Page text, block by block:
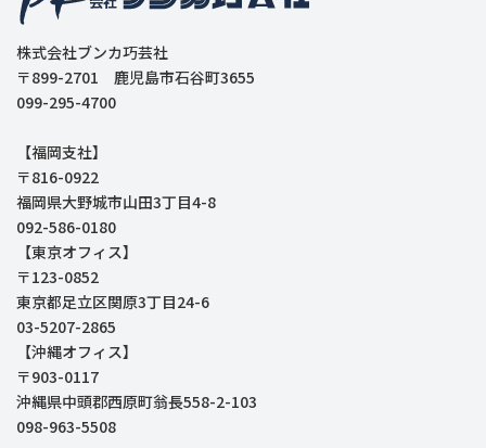
株式会社ブンカ巧芸社
〒899-2701 鹿児島市石谷町3655
099-295-4700
【福岡支社】
〒816-0922
福岡県大野城市山田3丁目4-8
092-586-0180
【東京オフィス】
〒123-0852
東京都足立区関原3丁目24-6
03-5207-2865
【沖縄オフィス】
〒903-0117
沖縄県中頭郡西原町翁長558-2-103
098-963-5508